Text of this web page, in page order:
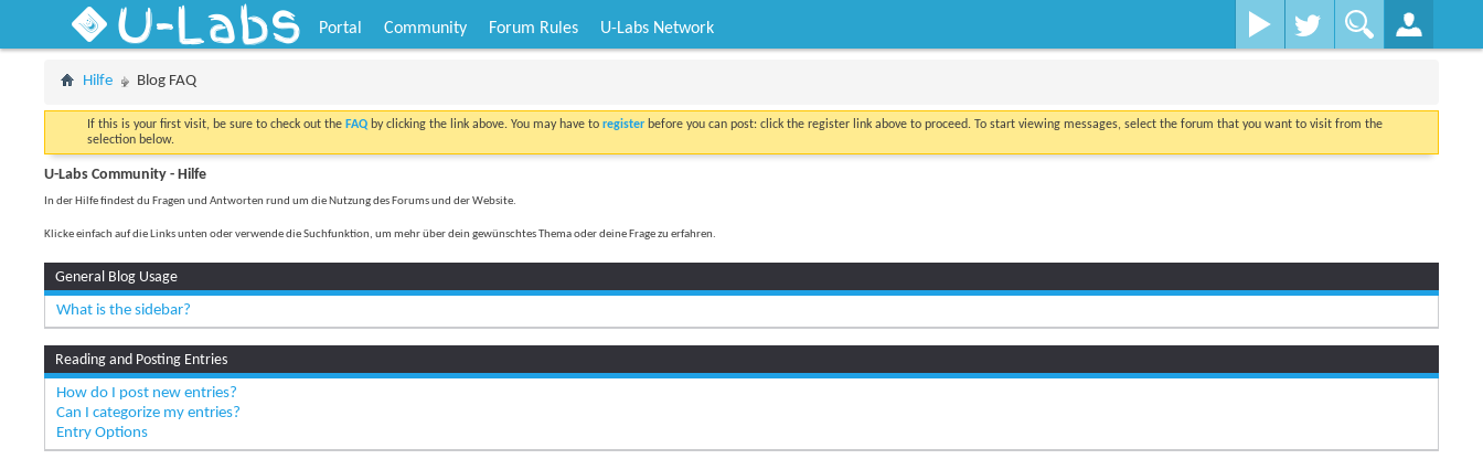
U-Labs Portal Community Forum Rules U-Labs Network
Hilfe Blog FAQ
If this is your first visit, be sure to check out the FAQ by clicking the link above. You may have toregister before you can post: click the register link above to proceed. To start viewing messages, select the forum that you want to visit from the
selection below.
U-Labs Community - Hilfe
In der Hilfe findest du Fragen und Antworten rund um die Nutzung des Forums und der Website.
Klicke einfach auf die Links unten oder verwende die Suchfunktion, um mehr über dein gewünschtes Thema oder deine Frage zu erfahren.
General Blog Usage
What is the sidebar?
Reading and Posting Entries
How do I post new entries?
Can I categorize my entries?
Entry Options